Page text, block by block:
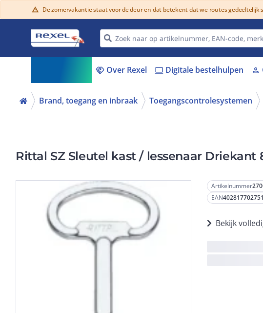
warning De zomervakantie staat voor de deur en dat betekent dat we routes gedeeltelijk
handshake Over Rexel laptop Digitale bestelhulpen person
Brand, toegang en inbraak Toegangscontrolesystemen
Rittal SZ Sleutel kast / lessenaar Driekant
Artikelnummer
EAN
Bekijk